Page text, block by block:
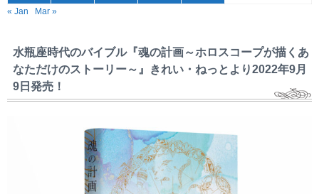
« Jan
Mar »
水瓶座時代のバイブル『魂の計画～ホロスコープが描くあ
なただけのストーリー～』きれい・ねっとより2022年9月
9日発売！